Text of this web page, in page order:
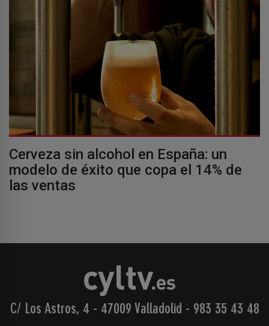
Cerveza sin alcohol en España: un
modelo de éxito que copa el 14% de
las ventas
C/ Los Astros, 4 - 47009 Valladolid - 983 35 43 48